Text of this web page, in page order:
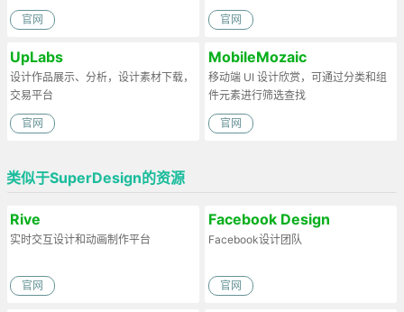
官网 官网
UpLabs
设计作品展示、分析，设计素材下载，
交易平台
官网
MobileMozaic
移动端 UI 设计欣赏，可通过分类和组
件元素进行筛选查找
官网
类似于SuperDesign的资源
Rive
实时交互设计和动画制作平台
官网
Facebook Design
Facebook设计团队
官网